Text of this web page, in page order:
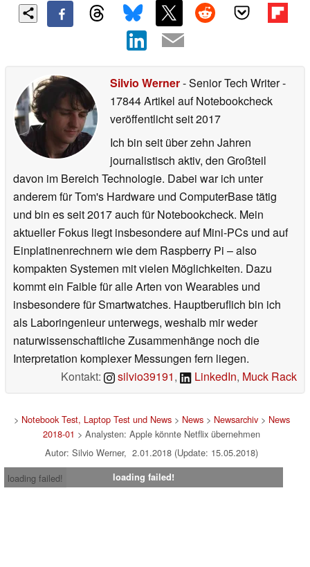
Silvio Werner- Senior Tech Writer-
17844 Artikel auf Notebookcheck
veröffentlichtseit 2017
Ich bin seit über zehn Jahren
journalistisch aktiv, den Großteil
davon im Bereich Technologie. Dabei war ich unter
anderem für Tom's Hardware und ComputerBase tätig
und bin es seit 2017 auch für Notebookcheck. Mein
aktueller Fokus liegt insbesondere auf Mini-PCs und auf
Einplatinenrechnern wie dem Raspberry Pi – also
kompakten Systemen mit vielen Möglichkeiten. Dazu
kommt ein Faible für alle Arten von Wearables und
insbesondere für Smartwatches. Hauptberuflich bin ich
als Laboringenieur unterwegs, weshalb mir weder
naturwissenschaftliche Zusammenhänge noch die
Interpretation komplexer Messungen fern liegen.
Kontakt:
silvio39191, LinkedIn, Muck Rack
> Notebook Test, Laptop Test und News> News> Newsarchiv> News
2018-01 > Analysten: Apple könnte Netflix übernehmen
Autor: Silvio Werner, 2.01.2018 (Update: 15.05.2018)
loading failed!
loading failed!